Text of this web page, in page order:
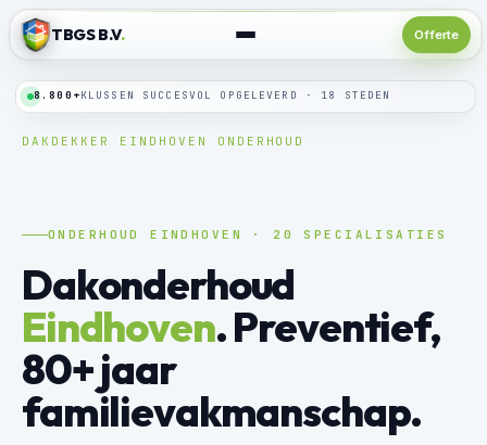
TBGS B.V. Offerte
24/7 SPOEDLIJN · BINNEN 24 UUR TER PLAATSE
DAKDEKKER EINDHOVEN ONDERHOUD
ONDERHOUD EINDHOVEN · 20 SPECIALISATIES
Dakonderhoud
Eindhoven. Preventief,
80+ jaar
familievakmanschap.